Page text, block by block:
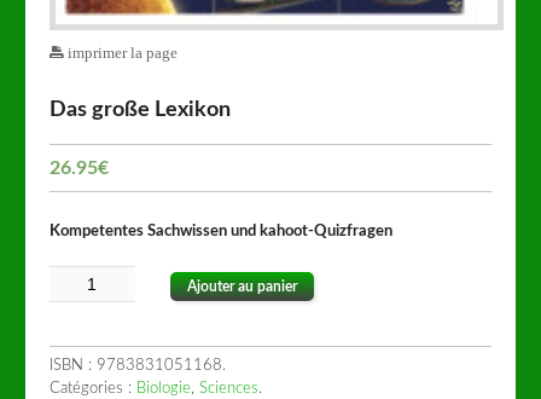
imprimer la page
Das große Lexikon
26.95€
Kompetentes Sachwissen und kahoot-Quizfragen
Ajouter au panier
ISBN : 9783831051168.
Catégories : Biologie,Sciences.